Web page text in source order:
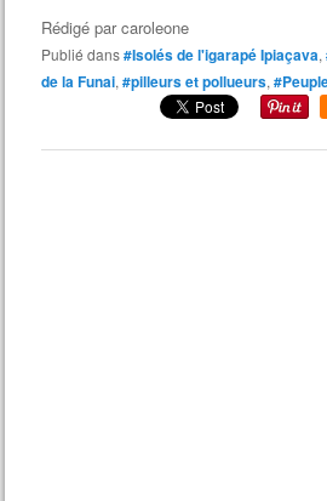
Rédigé parcaroleone
Publié dans#Isolés de l'igarapé Ipiaçava,
de la Funai, #pilleurs et pollueurs,